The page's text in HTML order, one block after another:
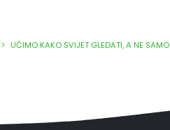
UČIMO KAKO SVIJET GLEDATI, A NE